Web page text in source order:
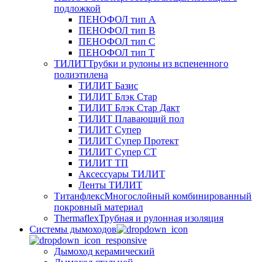
подложкой
ПЕНОФОЛ тип А
ПЕНОФОЛ тип B
ПЕНОФОЛ тип C
ПЕНОФОЛ тип T
ТИЛИТТрубки и рулоны из вспененного
полиэтилена
ТИЛИТ Базис
ТИЛИТ Блэк Стар
ТИЛИТ Блэк Стар Дакт
ТИЛИТ Плавающий пол
ТИЛИТ Супер
ТИЛИТ Супер Протект
ТИЛИТ Супер СТ
ТИЛИТ ТП
Аксессуары ТИЛИТ
Ленты ТИЛИТ
ТитанфлексМногослойный комбинированный
покровный материал
ThermaflexТрубная и рулонная изоляция
Cистемы дымоходов
Дымоход керамический